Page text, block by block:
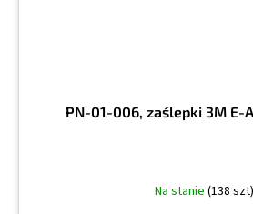
PN-01-006, zaślepki 3M E-
Na stanie (138 szt)